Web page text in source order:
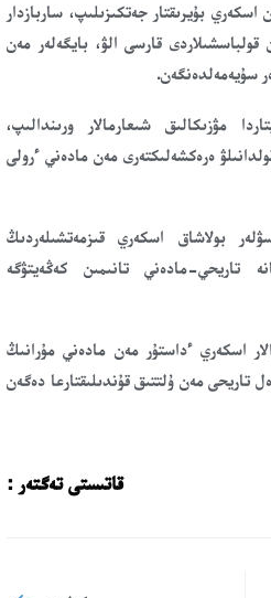
بۇيرىقتار جەتكىزىلىپ، ساربازدار
قارسى الۋ، بايگەلەر مەن
سۇيەمەلدەنگەن.
مۋزىكالىق شىعارمالار ورىندالىپ،
ەرەكشەلىكتەرى مەن مادەني ءرولى
بولاشاق اسكەري قىزمەتشىلەردىڭ
تاريحي-مادەني تانىمىن كەڭەيتۋگە
اسكەري ءداستۇر مەن مادەني مۇرانىڭ
تاريحى مەن ۇلتتىق قۇندىلىقتارعا دەگەن
قاتىستى تەگتەر :